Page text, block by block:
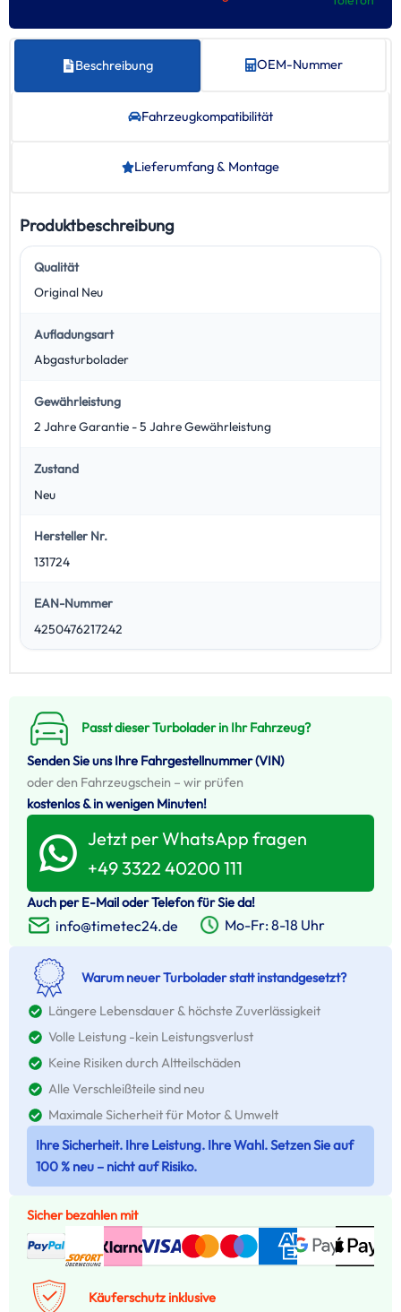
Beschreibung OEM-Nummer
Fahrzeug­kompatibilität
Lieferumfang & Montage
Produktbeschreibung
Qualität
Original Neu
Aufladungsart
Abgasturbolader
Gewährleistung
2 Jahre Garantie - 5 Jahre Gewährleistung
Zustand
Neu
Hersteller Nr.
131724
EAN-Nummer
4250476217242
Passt dieser Turbolader in Ihr Fahrzeug?
Senden Sie uns Ihre Fahrgestellnummer (VIN)
oder den Fahrzeugschein – wir prüfen
kostenlos & in wenigen Minuten!
Jetzt per WhatsApp fragen
+49 3322 40200 111
Auch per E-Mail oder Telefon für Sie da!
info@timetec24.de Mo-Fr: 8-18 Uhr
Warum neuer Turbolader statt instandgesetzt?
Längere Lebensdauer & höchste Zuverlässigkeit
Volle Leistung -kein Leistungsverlust
Keine Risiken durch Altteilschäden
Alle Verschleißteile sind neu
Maximale Sicherheit für Motor & Umwelt
Ihre Sicherheit. Ihre Leistung. Ihre Wahl. Setzen Sie auf
100 % neu – nicht auf Risiko.
Sicher bezahlen mit
Käuferschutz inklusive